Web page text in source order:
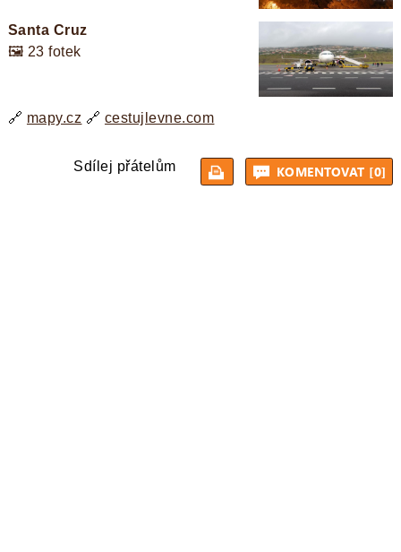
Santa Cruz
🖼️ 23 fotek
🔗 mapy.cz 🔗 cestujlevne.com
Sdílej přátelům